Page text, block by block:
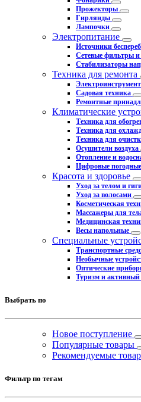
Прожекторы
Гирлянды
Лампочки
Электропитание
Источники
Сетевые фильтры и
Стабилизаторы
Техника для ремонта
Садовая техника
Ремонтные
Климатические
Техника для
Техника для
Техника для
Осушители воздуха
Отопление и
Цифровые
Красота и здоровье
Уход за телом и
Уход за волосами
Косметическая
Массажеры для
Медицинская
Весы напольные
Специальные
Транспортные
Необычные
Оптические
Туризм и активный
Выбрать по
Новое поступление
Популярные товары
Рекомендуемые
Фильтр по тегам